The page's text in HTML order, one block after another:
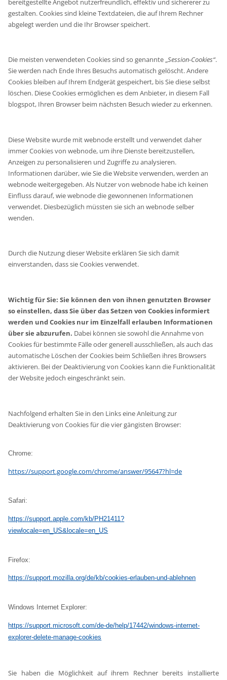
gestalten. Cookies sind kleine Textdateien, die auf Ihrem Rechner
abgelegt werden und die Ihr Browser speichert.
Die meisten verwendeten Cookies sind so genannte „Session-Cookies“.
Sie werden nach Ende Ihres Besuchs automatisch gelöscht. Andere
Cookies bleiben auf Ihrem Endgerät gespeichert, bis Sie diese selbst
löschen. Diese Cookies ermöglichen es dem Anbieter, in diesem Fall
blogspot, Ihren Browser beim nächsten Besuch wieder zu erkennen.
Diese Website wurde mit webnode erstellt und verwendet daher
immer Cookies von webnode, um ihre Dienste bereitzustellen,
Anzeigen zu personalisieren und Zugriffe zu analysieren.
Informationen darüber, wie Sie die Website verwenden, werden an
webnode weitergegeben. Als Nutzer von webnode habe ich keinen
Einfluss darauf, wie webnode die gewonnenen Informationen
verwendet. Diesbezüglich müssten sie sich an webnode selber
wenden.
Durch die Nutzung dieser Website erklären Sie sich damit
einverstanden, dass sie Cookies verwendet.
Wichtig für Sie: Sie können den von ihnen genutzten Browser
so einstellen, dass Sie über das Setzen von Cookies informiert
werden und Cookies nur im Einzelfall erlauben Informationen
über sie abzurufen. Dabei können sie sowohl die Annahme von
Cookies für bestimmte Fälle oder generell ausschließen, als auch das
automatische Löschen der Cookies beim Schließen ihres Browsers
aktivieren. Bei der Deaktivierung von Cookies kann die Funktionalität
der Website jedoch eingeschränkt sein.
Nachfolgend erhalten Sie in den Links eine Anleitung zur
Deaktivierung von Cookies für die vier gängisten Browser:
Chrome:
https://support.google.com/chrome/answer/95647?hl=de
Safari:
https://support.apple.com/kb/PH21411?
viewlocale=en_US&locale=en_US
Firefox:
https://support.mozilla.org/de/kb/cookies-erlauben-und-ablehnen
Windows Internet Explorer:
https://support.microsoft.com/de-de/help/17442/windows-internet-
explorer-delete-manage-cookies
Sie haben die Möglichkeit auf ihrem Rechner bereits installierte